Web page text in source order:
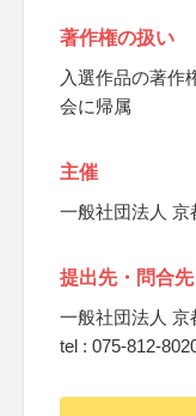
著作権の扱い
入選作品の著作
会に帰属
主催
一般社団法人 京
提出先・問合先
一般社団法人
tel : 075-812-